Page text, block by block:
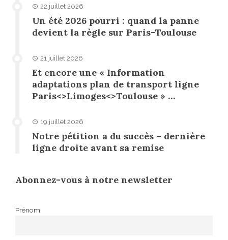
22 juillet 2026
Un été 2026 pourri : quand la panne
devient la règle sur Paris-Toulouse
21 juillet 2026
Et encore une « Information
adaptations plan de transport ligne
Paris<>Limoges<>Toulouse » …
19 juillet 2026
Notre pétition a du succès – dernière
ligne droite avant sa remise
Abonnez-vous à notre newsletter
Prénom